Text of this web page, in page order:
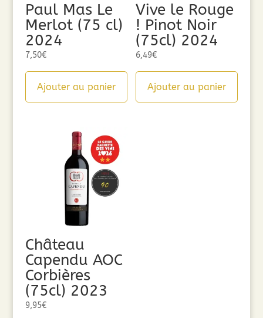
Paul Mas Le
Merlot (75 cl)
2024
7,50€
Ajouter au panier
Vive le Rouge
! Pinot Noir
(75cl) 2024
6,49€
Ajouter au panier
Château
Capendu AOC
Corbières
(75cl) 2023
9,95€